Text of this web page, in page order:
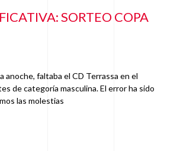
SORTEO COPA
anoche, faltaba el CD Terrassa en el
de categoría masculina. El error ha sido
las molestias